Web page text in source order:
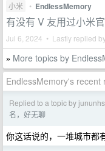
小米 • EndlessMemory
有没有 V 友用过小米
Jul 6, 2024 • Lastly replied
» More topics by
EndlessMemory's recent
Replied to a topic by
名，好无聊
你这话说的，一堆城市都